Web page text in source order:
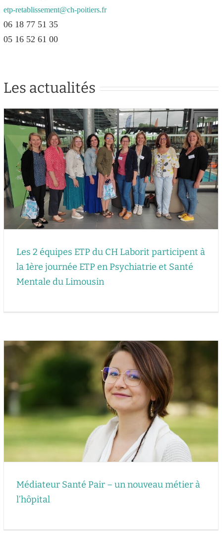
etp-retablissement@ch-poitiers.fr
06 18 77 51 35
05 16 52 61 00
Les actualités
Les 2 équipes ETP du CH Laborit participent à
la 1ère journée ETP en Psychiatrie et Santé
Mentale du Limousin
Médiateur Santé Pair – un nouveau métier à
l’hôpital